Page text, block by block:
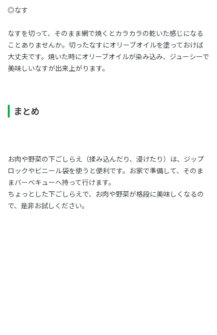
◎なす
なすを切って、そのまま網で焼くとカラカラの乾いた感じになる
ことありませんか。切ったなすにオリーブオイルを塗っておけば
大丈夫です。焼いた時にオリーブオイルが染み込み、ジューシーで
美味しいなすが出来上がります。
まとめ
お肉や野菜の下ごしらえ（揉み込んだり、浸けたり）は、ジップ
ロックやビニール袋を使うと便利です。お家で準備して、そのま
まバーベキューへ持って行けます。
ちょっとした下ごしらえで、お肉や野菜が格段に美味しくなるの
で、是非お試しください。